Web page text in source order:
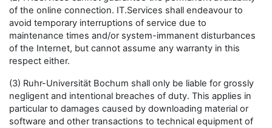
of the online connection. IT.Services shall endeavour to
avoid temporary interruptions of service due to
maintenance times and/or system-immanent disturbances
of the Internet, but cannot assume any warranty in this
respect either.
(3) Ruhr-Universität Bochum shall only be liable for grossly
negligent and intentional breaches of duty. This applies in
particular to damages caused by downloading material or
software and other transactions to technical equipment of